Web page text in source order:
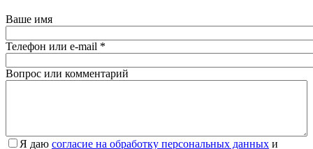
Ваше имя
Телефон или e-mail *
Вопрос или комментарий
Я даю согласие на обработку персональных данных и